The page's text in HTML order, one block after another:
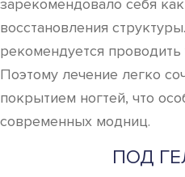
зарекомендовало себя
восстановления
рекомендуется
Поэтому лечение легко
покрытием ногтей, что
современных модниц.
ПОД